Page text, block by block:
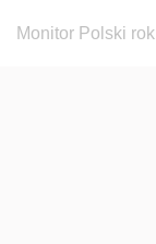
Monitor Polski